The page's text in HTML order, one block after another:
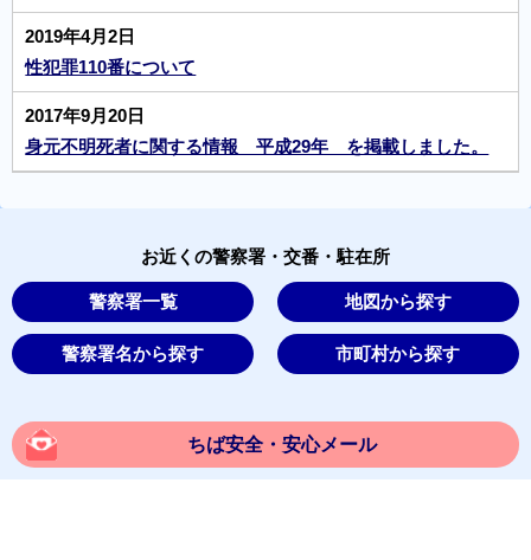
2019年4月2日
性犯罪110番について
2017年9月20日
身元不明死者に関する情報 平成29年 を掲載しました。
お近くの警察署・交番・駐在所
警察署一覧 地図から探す
警察署名から探す 市町村から探す
ちば安全・安心メール